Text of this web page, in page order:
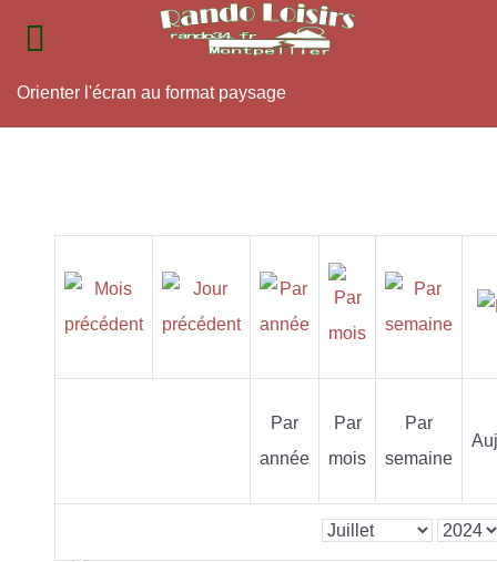
Orienter l'écran au format paysage
Par
année
Par
mois
Par
semaine